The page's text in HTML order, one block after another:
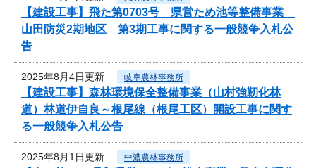
【建設工事】飛た第0703号 県営ため池等整備事業
山田防災2期地区 第3期工事に関する一般競争入札公
告
2025年8月4日更新 岐阜農林事務所
【建設工事】森林環境保全整備事業（山村強靭化林
道）林道伊自良～根尾線（根尾工区）開設工事に関す
る一般競争入札公告
2025年8月1日更新 中濃農林事務所